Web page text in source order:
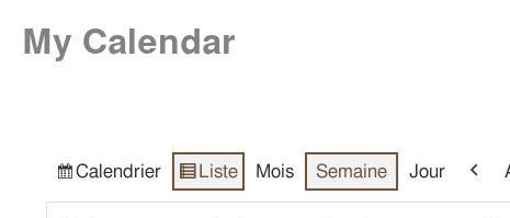
My Calendar
Vue
Calendrier
Vue
Liste Mois Semaine Jour